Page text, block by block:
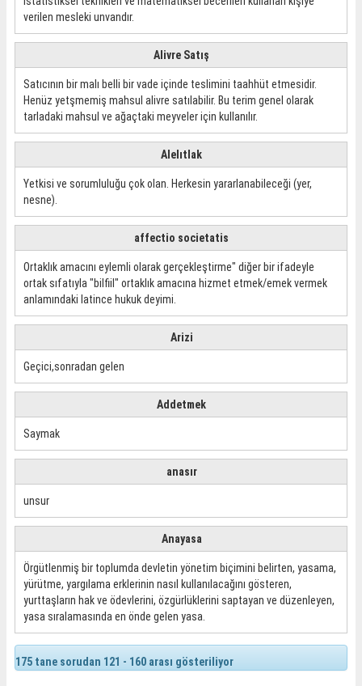
verilen mesleki unvandır.
Alivre Satış
Satıcının bir malı belli bir vade içinde teslimini taahhüt etmesidir.
Henüz yetşmemiş mahsul alivre satılabilir. Bu terim genel olarak
tarladaki mahsul ve ağaçtaki meyveler için kullanılır.
Alelıtlak
Yetkisi ve sorumluluğu çok olan. Herkesin yararlanabileceği (yer,
nesne).
affectio societatis
Ortaklık amacını eylemli olarak gerçekleştirme" diğer bir ifadeyle
ortak sıfatıyla "bilfiil" ortaklık amacına hizmet etmek/emek vermek
anlamındaki latince hukuk deyimi.
Arizi
Geçici,sonradan gelen
Addetmek
Saymak
anasır
unsur
Anayasa
Örgütlenmiş bir toplumda devletin yönetim biçimini belirten, yasama,
yürütme, yargılama erklerinin nasıl kullanılacağını gösteren,
yurttaşların hak ve ödevlerini, özgürlüklerini saptayan ve düzenleyen,
yasa sıralamasında en önde gelen yasa.
175 tane sorudan 121 - 160 arası gösteriliyor